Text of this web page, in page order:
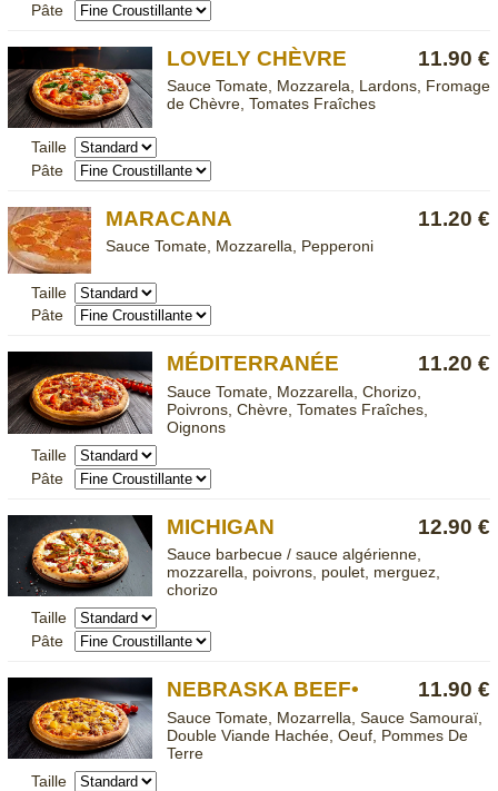
Pâte
11.90 €
LOVELY CHÈVRE
Sauce Tomate, Mozzarela, Lardons, Fromage
de Chèvre, Tomates Fraîches
Taille
Pâte
11.20 €
MARACANA
Sauce Tomate, Mozzarella, Pepperoni
Taille
Pâte
11.20 €
MÉDITERRANÉE
Sauce Tomate, Mozzarella, Chorizo,
Poivrons, Chèvre, Tomates Fraîches,
Oignons
Taille
Pâte
12.90 €
MICHIGAN
Sauce barbecue / sauce algérienne,
mozzarella, poivrons, poulet, merguez,
chorizo
Taille
Pâte
11.90 €
NEBRASKA BEEF•
Sauce Tomate, Mozarrella, Sauce Samouraï,
Double Viande Hachée, Oeuf, Pommes De
Terre
Taille